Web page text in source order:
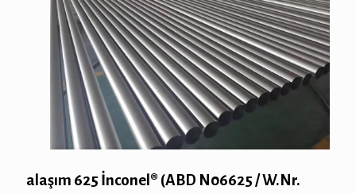
alaşım 625 İnconel® (ABD N06625 / W.Nr.